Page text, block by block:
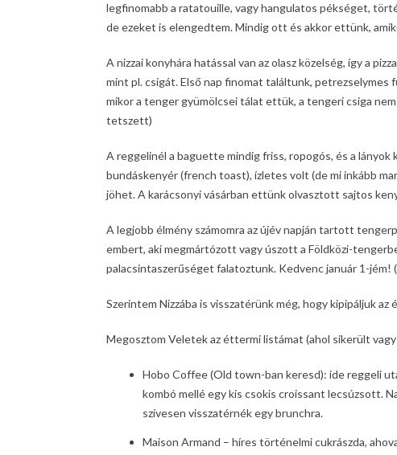
legfinomabb a ratatouille, vagy hangulatos pékséget,
de ezeket is elengedtem. Mindig ott és akkor ettünk,
A nizzai konyhára hatással van az olasz közelség, így a
mint pl. csigát. Első nap finomat találtunk, petrezselymes
mikor a tenger gyümölcsei tálat ettük, a tengeri csiga
tetszett)
A reggelinél a baguette mindig friss, ropogós, és a
bundáskenyér (french toast), ízletes volt (de mi inkább
jöhet. A karácsonyi vásárban ettünk olvasztott sajtos
A legjobb élmény számomra az újév napján tartott
embert, aki megmártózott vagy úszott a Földközi-
palacsintaszerűséget falatoztunk. Kedvenc január 1-jém!
Szerintem Nizzába is visszatérünk még, hogy kipipáljuk
Megosztom Veletek az éttermi listámat (ahol sikerült
Hobo Coffee (Old town-ban keresd): ide reggeli
kombó mellé egy kis csokis croissant lecsúzsott.
szívesen visszatérnék egy brunchra.
Maison Armand – híres történelmi cukrászda,